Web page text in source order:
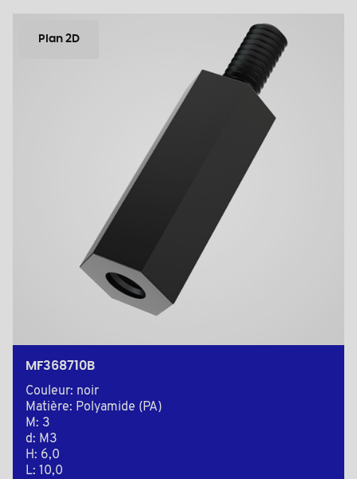
Plan 2D
MF368710B
Couleur: noir
Matière: Polyamide (PA)
M: 3
d: M3
H: 6,0
L: 10,0